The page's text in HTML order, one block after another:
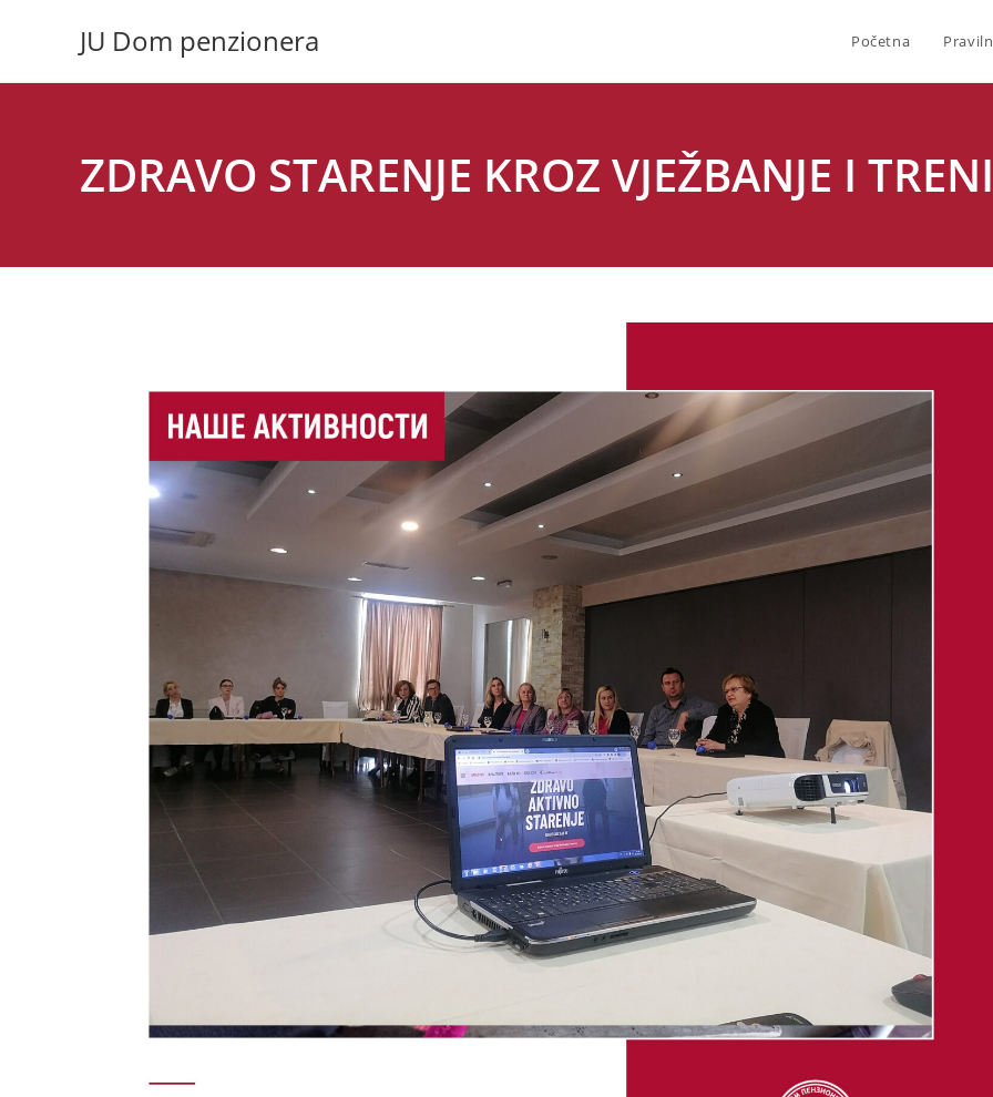
JU Dom penzionera Početna
ZDRAVO STARENJE KROZ VJEŽBANJE I